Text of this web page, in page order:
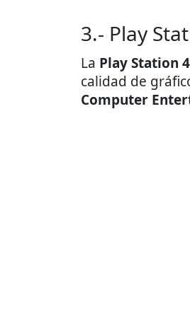
3.- Play
La Play Station 4
calidad de
Computer